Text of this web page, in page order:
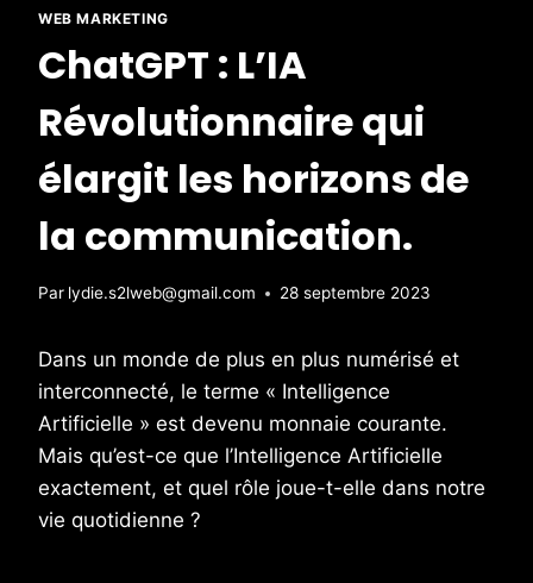
WEB MARKETING
ChatGPT : L’IA
Révolutionnaire qui
élargit les horizons de
la communication.
Par lydie.s2lweb@gmail.com 28 septembre 2023
Dans un monde de plus en plus numérisé et
interconnecté, le terme « Intelligence
Artificielle » est devenu monnaie courante.
Mais qu’est-ce que l’Intelligence Artificielle
exactement, et quel rôle joue-t-elle dans notre
vie quotidienne ?